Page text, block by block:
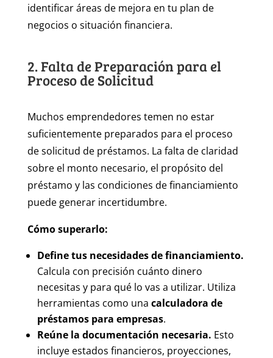
identificar áreas de mejora en tu plan de
negocios o situación financiera.
2. Falta de Preparación para el
Proceso de Solicitud
Muchos emprendedores temen no estar
suficientemente preparados para el proceso
de solicitud de préstamos. La falta de claridad
sobre el monto necesario, el propósito del
préstamo y las condiciones de financiamiento
puede generar incertidumbre.
Cómo superarlo:
Define tus necesidades de financiamiento.
Calcula con precisión cuánto dinero
necesitas y para qué lo vas a utilizar. Utiliza
herramientas como una calculadora de
préstamos para empresas.
Reúne la documentación necesaria. Esto
incluye estados financieros, proyecciones,